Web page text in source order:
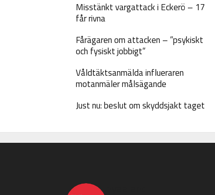
Misstänkt vargattack i Eckerö – 17
får rivna
Fårägaren om attacken – ”psykiskt
och fysiskt jobbigt”
Våldtäktsanmälda influeraren
motanmäler målsägande
Just nu: beslut om skyddsjakt taget